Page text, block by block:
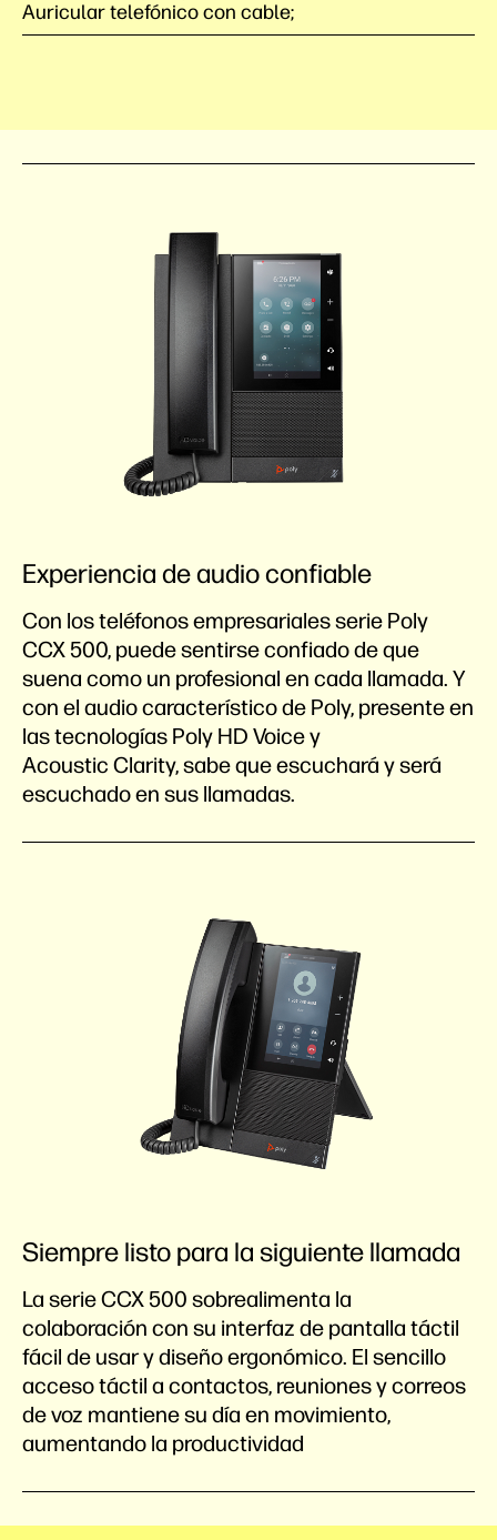
Auricular telefónico con cable;
Experiencia de audio confiable
Con los teléfonos empresariales serie Poly
CCX 500, puede sentirse confiado de que
suena como un profesional en cada llamada. Y
con el audio característico de Poly, presente en
las tecnologías Poly HD Voice y
Acoustic Clarity, sabe que escuchará y será
escuchado en sus llamadas.
Siempre listo para la siguiente llamada
La serie CCX 500 sobrealimenta la
colaboración con su interfaz de pantalla táctil
fácil de usar y diseño ergonómico. El sencillo
acceso táctil a contactos, reuniones y correos
de voz mantiene su día en movimiento,
aumentando la productividad